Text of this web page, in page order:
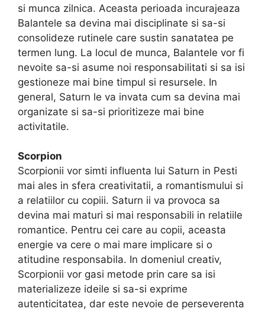
si munca zilnica. Aceasta perioada incurajeaza
Balantele sa devina mai disciplinate si sa-si
consolideze rutinele care sustin sanatatea pe
termen lung. La locul de munca, Balantele vor fi
nevoite sa-si asume noi responsabilitati si sa isi
gestioneze mai bine timpul si resursele. In
general, Saturn le va invata cum sa devina mai
organizate si sa-si prioritizeze mai bine
activitatile.
Scorpion
Scorpionii vor simti influenta lui Saturn in Pesti
mai ales in sfera creativitatii, a romantismului si
a relatiilor cu copiii. Saturn ii va provoca sa
devina mai maturi si mai responsabili in relatiile
romantice. Pentru cei care au copii, aceasta
energie va cere o mai mare implicare si o
atitudine responsabila. In domeniul creativ,
Scorpionii vor gasi metode prin care sa isi
materializeze ideile si sa-si exprime
autenticitatea, dar este nevoie de perseverenta